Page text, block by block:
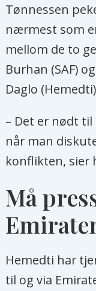
Tønnessen
nærmest som
mellom de to
Burhan (SAF)
Daglo
– Det er nødt
når man
konflikten, sier
Må
Hemedti har
til og via